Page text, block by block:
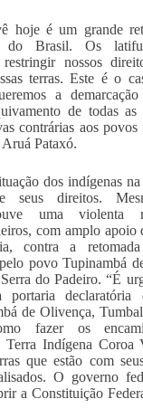
hoje é um grande
do Brasil. Os
nossos
terras. Este é o
a
de todas as
contrárias aos povos
Pataxó.
dos indígenas
seus direitos.
uma violenta
com amplo apoio
contra a
povo Tupinambá
do Padeiro. “É
portaria declaratória
de Olivença,
fazer os
Terra Indígena Coroa
que estão com
O governo
a Constituição